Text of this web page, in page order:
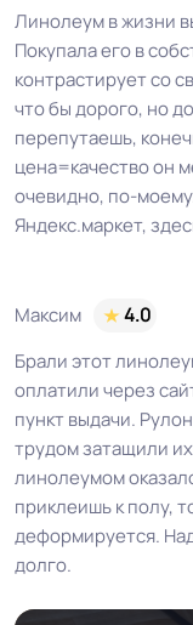
Линолеум в жизни
Покупала его в
контрастирует со
что бы дорого, но
перепутаешь,
цена=качество он
очевидно, по-
Яндекс.маркет,
Максим
4.0
Брали этот
оплатили через
пункт выдачи.
трудом затащили
линолеумом
приклеишь к полу,
деформируется.
долго.